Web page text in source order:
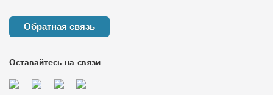
Обратная связь
Оставайтесь на связи